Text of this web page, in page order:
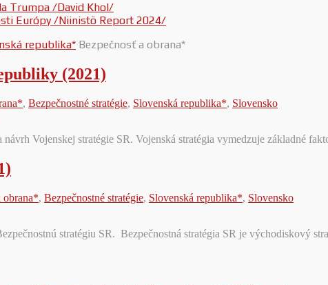
Trumpa /David Khol/
Európy /Niinistö Report 2024/
republika* Bezpečnosť a obrana*
(2021)
, Bezpečnostné stratégie, Slovenská republika*, Slovensko
Vojenskej stratégie SR. Vojenská stratégia vymedzuje základné
obrana*, Bezpečnostné stratégie, Slovenská republika*, Slovensko
stratégiu SR. Bezpečnostná stratégia SR je východiskový